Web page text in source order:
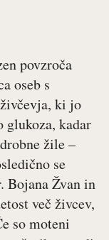
povzroča
oseb s
ki jo
glukoza, kadar
žile –
se
Bojana Žvan in
več živcev,
so moteni